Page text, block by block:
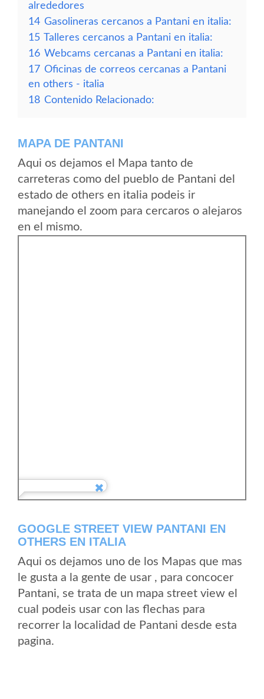
alrededores
14 Gasolineras cercanos a Pantani en italia:
15 Talleres cercanos a Pantani en italia:
16 Webcams cercanas a Pantani en italia:
17 Oficinas de correos cercanas a Pantani
en others - italia
18 Contenido Relacionado:
MAPA DE PANTANI
Aqui os dejamos el Mapa tanto de
carreteras como del pueblo de Pantani del
estado de others en italia podeis ir
manejando el zoom para cercaros o alejaros
en el mismo.
GOOGLE STREET VIEW PANTANI EN
OTHERS EN ITALIA
Aqui os dejamos uno de los Mapas que mas
le gusta a la gente de usar , para concocer
Pantani, se trata de un mapa street view el
cual podeis usar con las flechas para
recorrer la localidad de Pantani desde esta
pagina.